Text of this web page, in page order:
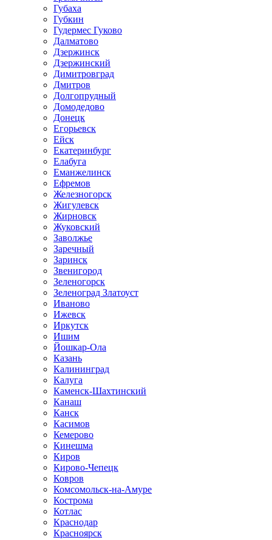
Губаха
Губкин
Гудермес Гуково
Далматово
Дзержинск
Дзержинский
Димитровград
Дмитров
Долгопрудный
Домодедово
Донецк
Егорьевск
Ейск
Екатеринбург
Елабуга
Еманжелинск
Ефремов
Железногорск
Жигулевск
Жирновск
Жуковский
Заволжье
Заречный
Заринск
Звенигород
Зеленогорск
Зеленоград Златоуст
Иваново
Ижевск
Иркутск
Ишим
Йошкар-Ола
Казань
Калининград
Калуга
Каменск-Шахтинский
Канаш
Канск
Касимов
Кемерово
Кинешма
Киров
Кирово-Чепецк
Ковров
Комсомольск-на-Амуре
Кострома
Котлас
Краснодар
Красноярск